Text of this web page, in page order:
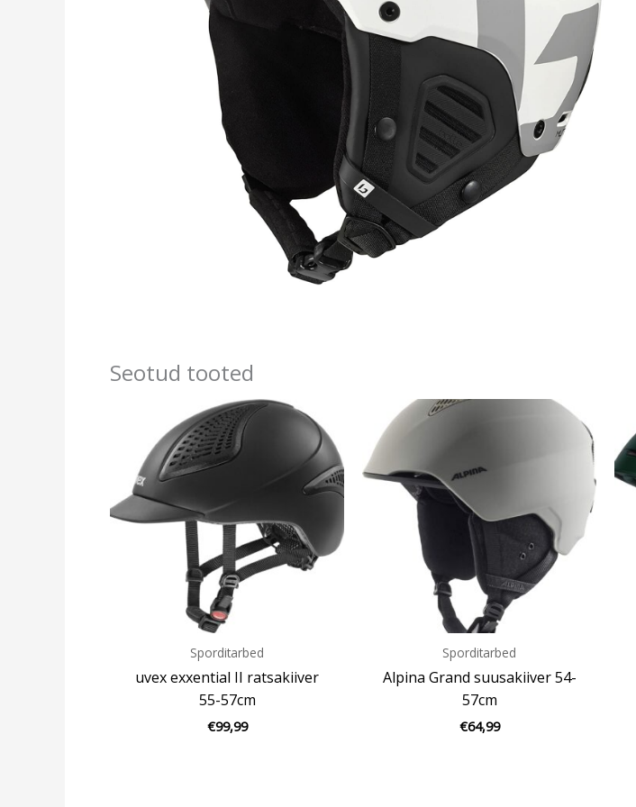
Seotud tooted
Sporditarbed
uvex exxential II ratsakiiver
55-57cm
€99,99
Sporditarbed
Alpina Grand suusakiiver 54-
57cm
€64,99